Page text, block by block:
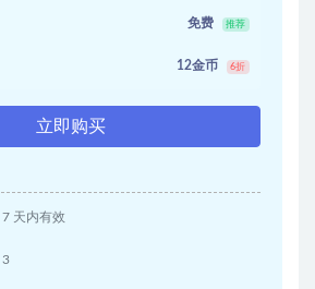
免费 推荐
12金币 6折
立即购买
7 天内有效
3